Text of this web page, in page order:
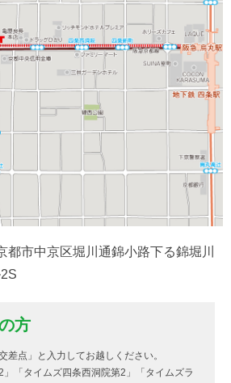
都市中京区堀川通錦小路下る錦堀川
方
差点」と入力してお越しください。
」「タイムズ四条西洞院第2」「タイムズラ